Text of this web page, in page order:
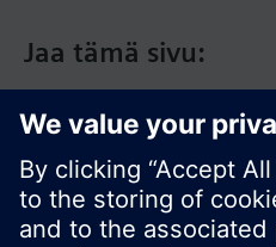
Jaa tämä sivu: